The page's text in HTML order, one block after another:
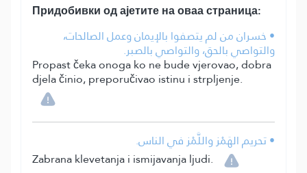
Придобивки од ајетите на оваа страница:
• خسران من لم يتصفوا بالإيمان وعمل الصالحات،
والتواصي بالحق، والتواصي بالصبر.
Propast čeka onoga ko ne bude vjerovao, dobra
djela činio, preporučivao istinu i strpljenje.
• تحريم الهَمْز واللَّمْز في الناس.
Zabrana klevetanja i ismijavanja ljudi.